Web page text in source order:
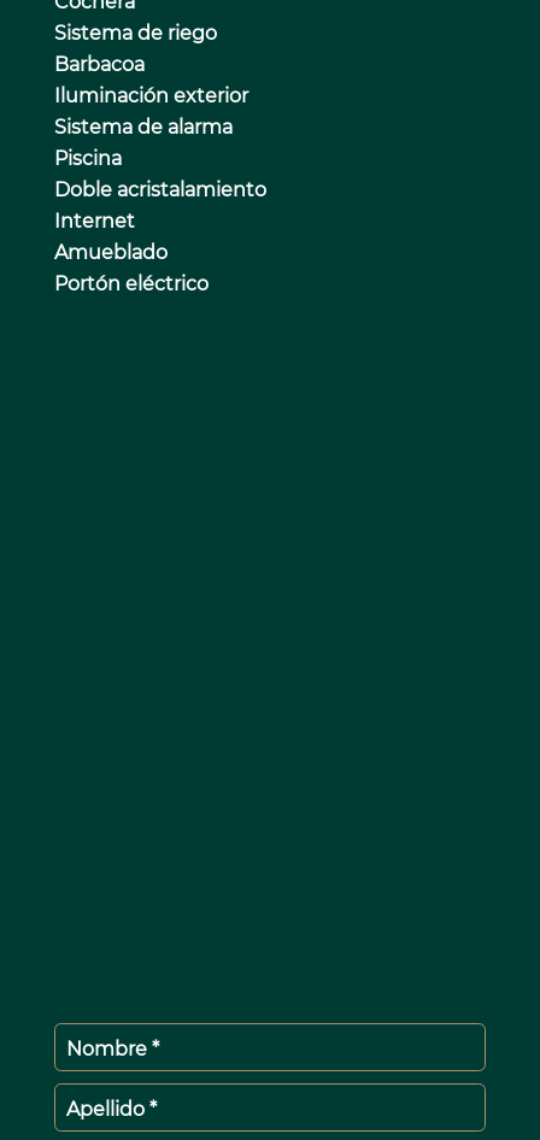
Sistema de riego
Barbacoa
Iluminación exterior
Sistema de alarma
Piscina
Doble acristalamiento
Internet
Amueblado
Portón eléctrico
Nombre *
Apellido *